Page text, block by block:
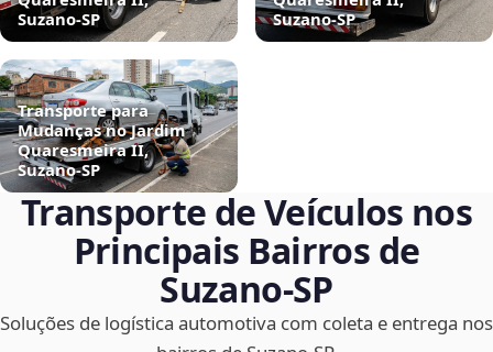
Suzano‑SP
Suzano‑SP
Transporte para
Mudanças no Jardim
Quaresmeira II,
Suzano‑SP
Transporte de Veículos nos
Principais Bairros de
Suzano‑SP
Soluções de logística automotiva com coleta e entrega nos